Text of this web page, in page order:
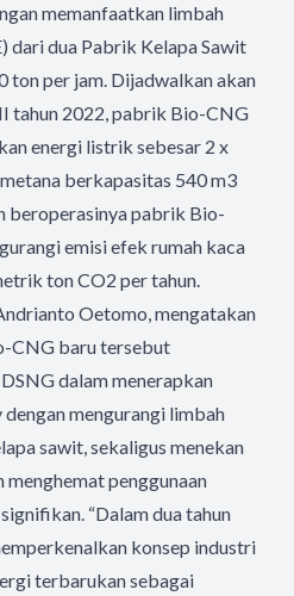
memanfaatkan limbah
dari dua Pabrik Kelapa Sawit
ton per jam. Dijadwalkan akan
tahun 2022, pabrik Bio-CNG
energi listrik sebesar 2 x
berkapasitas 540 m3
beroperasinya pabrik Bio-
emisi efek rumah kaca
ton CO2 per tahun.
Oetomo, mengatakan
CNG baru tersebut
dalam menerapkan
mengurangi limbah
sawit, sekaligus menekan
menghemat penggunaan
“Dalam dua tahun
konsep industri
terbarukan sebagai